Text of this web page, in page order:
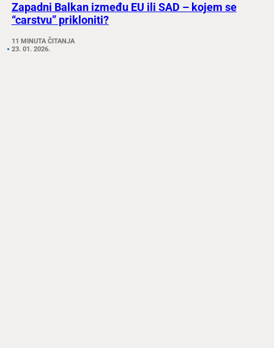
Zapadni Balkan između EU ili SAD – kojem se
“carstvu” prikloniti?
11 MINUTA ČITANJA
23. 01. 2026.